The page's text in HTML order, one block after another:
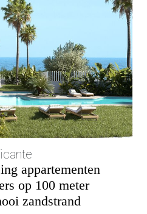
appartementen
op 100 meter
zandstrand